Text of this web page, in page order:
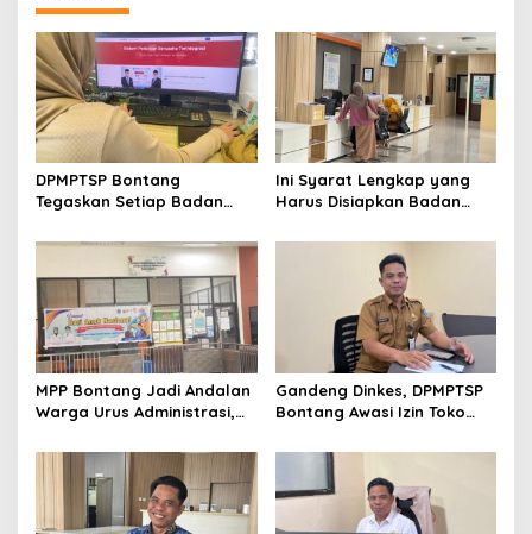
DPMPTSP Bontang
Tegaskan Setiap Badan
Legalitas Usaha
Ini Syarat Lengkap yang
Harus Disiapkan Badan
Lewat OSS
MPP Bontang Jadi Andalan
Warga Urus Administrasi,
Diminati Meski Serba Digital
Gandeng Dinkes, DPMPTSP
Bontang Awasi Izin Toko